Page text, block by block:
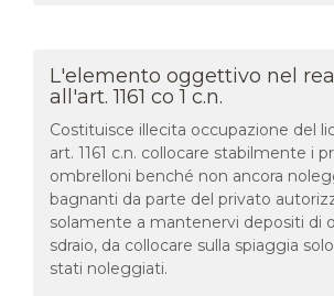
L'elemento oggettivo nel
all'art. 1161 co 1 c.n.
Costituisce illecita occupazione del
art. 1161 c.n. collocare stabilmente i
ombrelloni benché non ancora
bagnanti da parte del privato
solamente a mantenervi depositi di
sdraio, da collocare sulla spiaggia
stati noleggiati.